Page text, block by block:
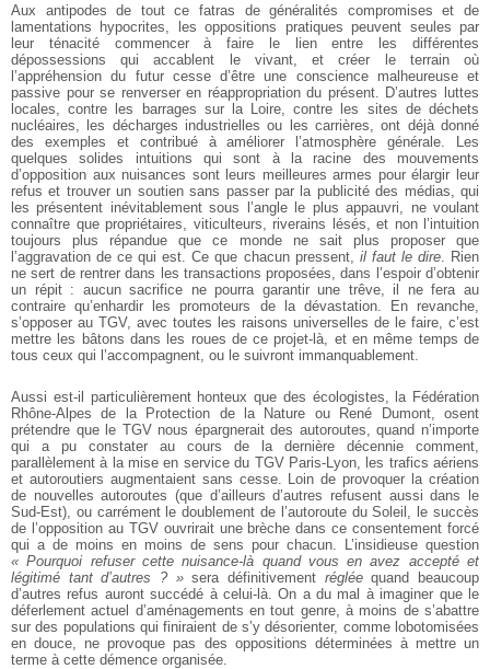
Aux antipodes de tout ce fatras de généralités compromises et de
lamentations hypocrites, les oppositions pratiques peuvent seules par
leur ténacité commencer à faire le lien entre les différentes
dépossessions qui accablent le vivant, et créer le terrain où
l’appréhension du futur cesse d’être une conscience malheureuse et
passive pour se renverser en réappropriation du présent. D’autres luttes
locales, contre les barrages sur la Loire, contre les sites de déchets
nucléaires, les décharges industrielles ou les carrières, ont déjà donné
des exemples et contribué à améliorer l’atmosphère générale. Les
quelques solides intuitions qui sont à la racine des mouvements
d’opposition aux nuisances sont leurs meilleures armes pour élargir leur
refus et trouver un soutien sans passer par la publicité des médias, qui
les présentent inévitablement sous l’angle le plus appauvri, ne voulant
connaître que propriétaires, viticulteurs, riverains lésés, et non l’intuition
toujours plus répandue que ce monde ne sait plus proposer que
l’aggravation de ce qui est. Ce que chacun pressent, il faut le dire. Rien
ne sert de rentrer dans les transactions proposées, dans l’espoir d’obtenir
un répit : aucun sacrifice ne pourra garantir une trêve, il ne fera au
contraire qu’enhardir les promoteurs de la dévastation. En revanche,
s’opposer au TGV, avec toutes les raisons universelles de le faire, c’est
mettre les bâtons dans les roues de ce projet-là, et en même temps de
tous ceux qui l’accompagnent, ou le suivront immanquablement.
Aussi est-il particulièrement honteux que des écologistes, la Fédération
Rhône-Alpes de la Protection de la Nature ou René Dumont, osent
prétendre que le TGV nous épargnerait des autoroutes, quand n’importe
qui a pu constater au cours de la dernière décennie comment,
parallèlement à la mise en service du TGV Paris-Lyon, les trafics aériens
et autoroutiers augmentaient sans cesse. Loin de provoquer la création
de nouvelles autoroutes (que d’ailleurs d’autres refusent aussi dans le
Sud-Est), ou carrément le doublement de l’autoroute du Soleil, le succès
de l’opposition au TGV ouvrirait une brèche dans ce consentement forcé
qui a de moins en moins de sens pour chacun. L’insidieuse question
« Pourquoi refuser cette nuisance-là quand vous en avez accepté et
légitimé tant d’autres ? »sera définitivement régléequand beaucoup
d’autres refus auront succédé à celui-là. On a du mal à imaginer que le
déferlement actuel d’aménagements en tout genre, à moins de s’abattre
sur des populations qui finiraient de s’y désorienter, comme lobotomisées
en douce, ne provoque pas des oppositions déterminées à mettre un
terme à cette démence organisée.